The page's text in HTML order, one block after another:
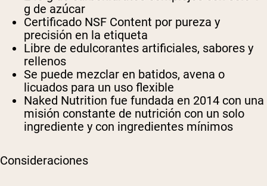
g de azúcar
Certificado NSF Content por pureza y
precisión en la etiqueta
Libre de edulcorantes artificiales, sabores y
rellenos
Se puede mezclar en batidos, avena o
licuados para un uso flexible
Naked Nutrition fue fundada en 2014 con una
misión constante de nutrición con un solo
ingrediente y con ingredientes mínimos
Consideraciones